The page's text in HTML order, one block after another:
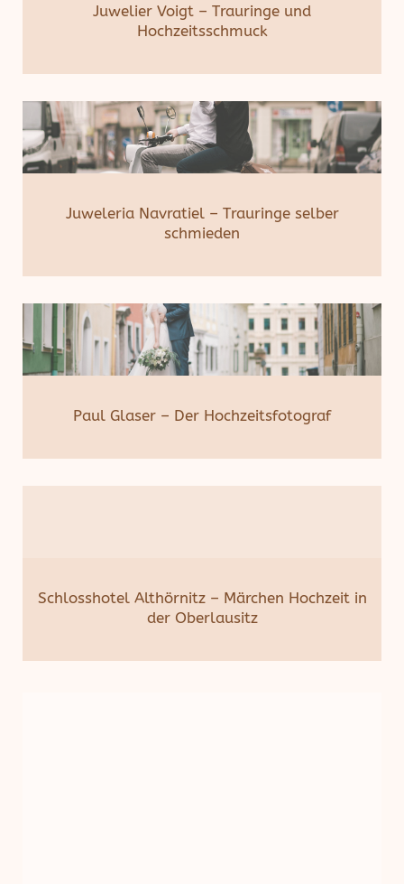
Juwelier Voigt – Trauringe und
Hochzeitsschmuck
Juweleria Navratiel – Trauringe selber
schmieden
Paul Glaser – Der Hochzeitsfotograf
Schlosshotel Althörnitz – Märchen Hochzeit in
der Oberlausitz